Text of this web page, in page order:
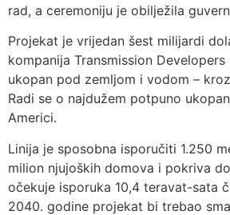
rad, a ceremoniju je obilježila
Projekat je vrijedan šest milijardi
kompanija Transmission
ukopan pod zemljom i vodom –
Radi se o najdužem potpuno
Americi.
Linija je sposobna isporučiti 1.250
milion njujoških domova i pokriva
očekuje isporuka 10,4 teravat-sata
2040. godine projekat bi trebao